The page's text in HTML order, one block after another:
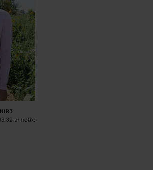
zł netto